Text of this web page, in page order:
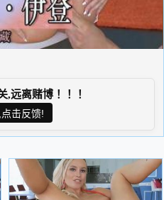
Video
,远离赌博！！！
击反馈!